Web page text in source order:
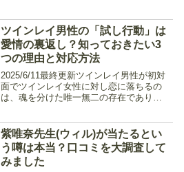
占術を組み合わせてオーダーメイドの鑑
定を行ってくれるので、悩...
ツインレイ男性の「試し行動」は
愛情の裏返し？知っておきたい3
つの理由と対応方法
2025/6/11最終更新ツインレイ男性が初対
面でツインレイ女性に対し恋に落ちるの
は、魂を分けた唯一無二の存在であり
の有無にかかわらず、ツインレイ男性は
女性側に愛されてい...
紫唯奈先生(ウィル)が当たるとい
う噂は本当？口コミを大調査して
みました